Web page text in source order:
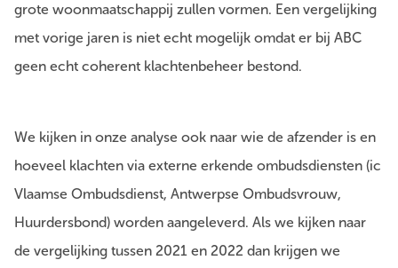
grote woonmaatschappij zullen vormen. Een vergelijking
met vorige jaren is niet echt mogelijk omdat er bij ABC
geen echt coherent klachtenbeheer bestond.
We kijken in onze analyse ook naar wie de afzender is en
hoeveel klachten via externe erkende ombudsdiensten (ic
Vlaamse Ombudsdienst, Antwerpse Ombudsvrouw,
Huurdersbond) worden aangeleverd. Als we kijken naar
de vergelijking tussen 2021 en 2022 dan krijgen we